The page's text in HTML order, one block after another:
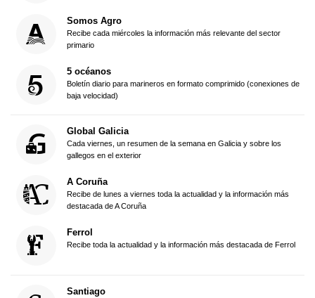
Somos Agro
Recibe cada miércoles la información más relevante del sector
primario
5 océanos
Boletín diario para marineros en formato comprimido (conexiones de
baja velocidad)
Global Galicia
Cada viernes, un resumen de la semana en Galicia y sobre los
gallegos en el exterior
A Coruña
Recibe de lunes a viernes toda la actualidad y la información más
destacada de A Coruña
Ferrol
Recibe toda la actualidad y la información más destacada de Ferrol
Santiago